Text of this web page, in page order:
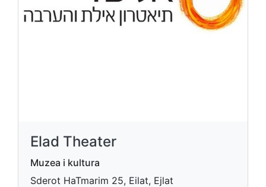
Elad Theater
Muzea i kultura
Sderot HaTmarim 25, Eilat, Ejlat